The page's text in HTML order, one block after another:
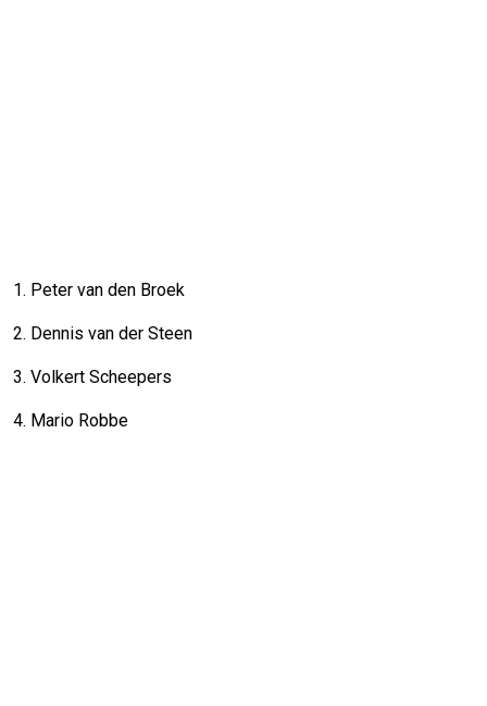
1. Peter van den Broek
2. Dennis van der Steen
3. Volkert Scheepers
4. Mario Robbe